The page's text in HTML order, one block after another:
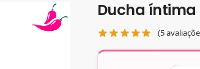
Ducha íntima
(5